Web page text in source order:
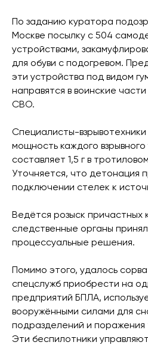
По заданию куратора
Москве посылку с 504
устройствами,
для обуви с подогревом.
эти устройства под видом
направятся в воинские
СВО.
Специалисты-
мощность каждого
составляет 1,5 г в
Уточняется, что детонация
подключении стелек к
Ведётся розыск причастных
следственные органы
процессуальные решения.
Помимо этого, удалось
спецслужб приобрести на
предприятий БПЛА,
вооружёнными силами для
подразделений и поражения
Эти беспилотники